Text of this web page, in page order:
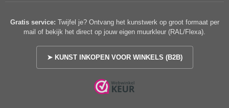
Gratis service: Twijfel je? Ontvang het kunstwerk op groot formaat per
mail of bekijk het direct op jouw eigen muurkleur (RAL/Flexa).
➤ KUNST INKOPEN VOOR WINKELS (B2B)